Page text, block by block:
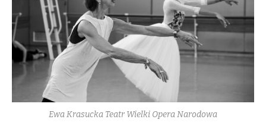
Ewa Krasucka Teatr Wielki Opera Narodowa